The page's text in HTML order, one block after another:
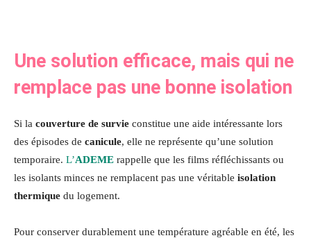
Une solution efficace, mais qui ne
remplace pas une bonne isolation
Si la couverture de survie constitue une aide intéressante lors
des épisodes de canicule, elle ne représente qu’une solution
temporaire. L’ADEME rappelle que les films réfléchissants ou
les isolants minces ne remplacent pas une véritable isolation
thermique du logement.
Pour conserver durablement une température agréable en été, les